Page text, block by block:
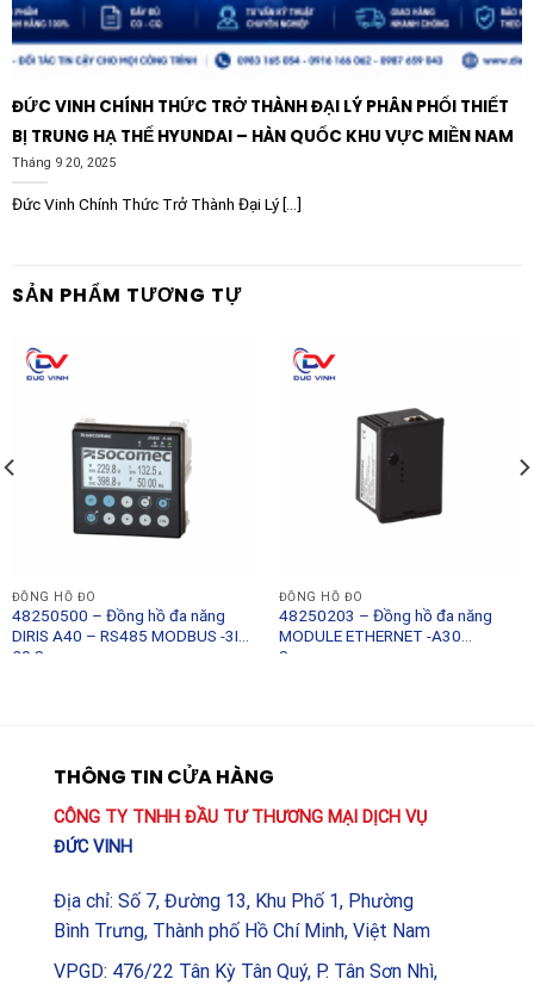
ĐỨC VINH CHÍNH THỨC TRỞ THÀNH ĐẠI LÝ PHÂN PHỐI THIẾT
BỊ TRUNG HẠ THẾ HYUNDAI – HÀN QUỐC KHU VỰC MIỀN NAM
Tháng 9 20, 2025
Đức Vinh Chính Thức Trở Thành Đại Lý [...]
SẢN PHẨM TƯƠNG TỰ
ĐỒNG HỒ ĐO
48250500 – Đồng hồ đa năng
DIRIS A40 – RS485 MODBUS -3I
20 Socomec
ĐỒNG HỒ ĐO
48250203 – Đồng hồ đa năng
MODULE ETHERNET -A30
Socomec
THÔNG TIN CỬA HÀNG
CÔNG TY TNHH ĐẦU TƯ THƯƠNG MẠI DỊCH VỤ
ĐỨC VINH
Địa chỉ: Số 7, Đường 13, Khu Phố 1, Phường
Bình Trưng, Thành phố Hồ Chí Minh, Việt Nam
VPGD: 476/22 Tân Kỳ Tân Quý, P. Tân Sơn Nhì,